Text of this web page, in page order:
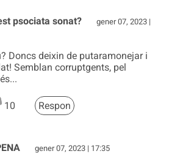
psociata sonat?
gener 07, 2023 |
Doncs deixin de putaramonejar i
Semblan corruptgents, pel
10 Respon
gener 07, 2023 | 17:35